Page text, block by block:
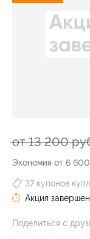
от 13 200
Экономия от 6 600
37 купонов
Акция
Поделиться с